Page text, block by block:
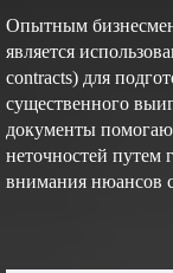
Опытным
является
contracts) для
существенного
документы
неточностей путем
внимания нюансов